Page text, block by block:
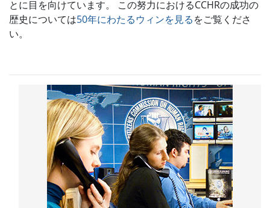
とに目を向けています。 この努力におけるCCHRの成功の
歴史については50年にわたるウィンを見るをご覧くださ
い。